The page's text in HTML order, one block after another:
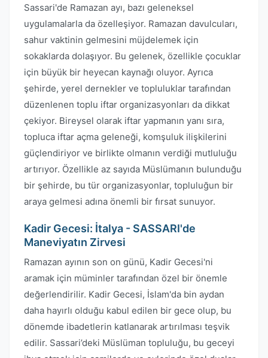
Sassari'de Ramazan ayı, bazı geleneksel
uygulamalarla da özelleşiyor. Ramazan davulcuları,
sahur vaktinin gelmesini müjdelemek için
sokaklarda dolaşıyor. Bu gelenek, özellikle çocuklar
için büyük bir heyecan kaynağı oluyor. Ayrıca
şehirde, yerel dernekler ve topluluklar tarafından
düzenlenen toplu iftar organizasyonları da dikkat
çekiyor. Bireysel olarak iftar yapmanın yanı sıra,
topluca iftar açma geleneği, komşuluk ilişkilerini
güçlendiriyor ve birlikte olmanın verdiği mutluluğu
artırıyor. Özellikle az sayıda Müslümanın bulunduğu
bir şehirde, bu tür organizasyonlar, topluluğun bir
araya gelmesi adına önemli bir fırsat sunuyor.
Kadir Gecesi: İtalya - SASSARI'de
Maneviyatın Zirvesi
Ramazan ayının son on günü, Kadir Gecesi'ni
aramak için müminler tarafından özel bir önemle
değerlendirilir. Kadir Gecesi, İslam'da bin aydan
daha hayırlı olduğu kabul edilen bir gece olup, bu
dönemde ibadetlerin katlanarak artırılması teşvik
edilir. Sassari’deki Müslüman topluluğu, bu geceyi